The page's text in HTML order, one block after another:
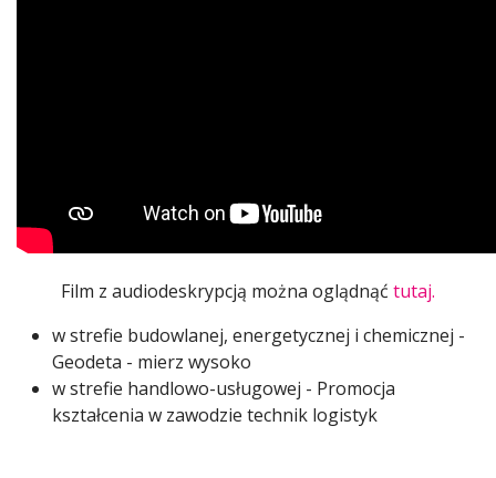
Film z audiodeskrypcją można oglądnąć tutaj.
w strefie budowlanej, energetycznej i chemicznej -
Geodeta - mierz wysoko
w strefie handlowo-usługowej - Promocja
kształcenia w zawodzie technik logistyk